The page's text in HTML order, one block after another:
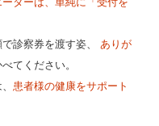
診察券を渡す姿、 ありが
てください。
患者様の健康をサポート